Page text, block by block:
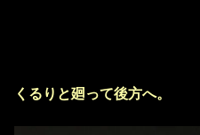
くるりと廻って後方へ。